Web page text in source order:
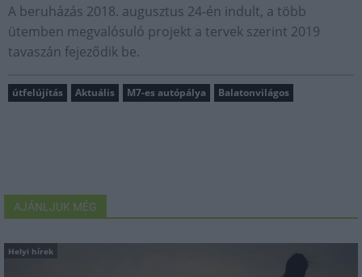
A beruházás 2018. augusztus 24-én indult, a több
ütemben megvalósuló projekt a tervek szerint 2019
tavaszán fejeződik be.
útfelújítás Aktuális M7-es autópálya Balatonvilágos
AJÁNLJUK MÉG
Helyi hírek